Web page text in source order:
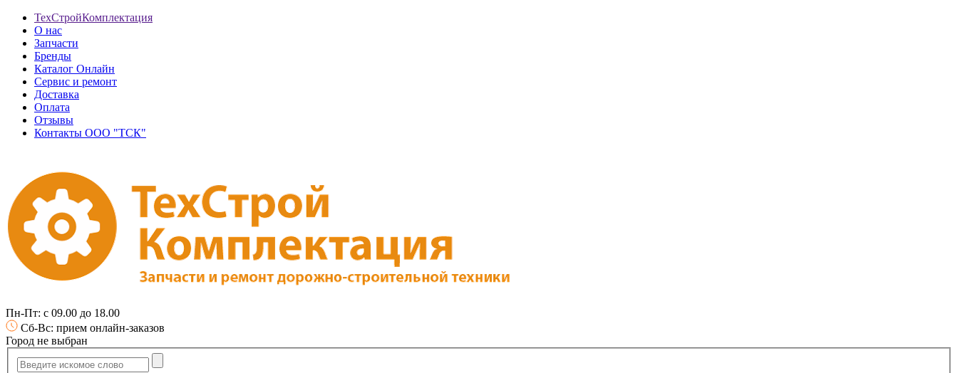
ТехСтройКомплектация
О нас
Запчасти
Бренды
Каталог Онлайн
Сервис и ремонт
Доставка
Оплата
Отзывы
Контакты ООО "ТСК"
Пн-Пт: с 09.00 до 18.00
Сб-Вс: прием онлайн-заказов
Город не выбран